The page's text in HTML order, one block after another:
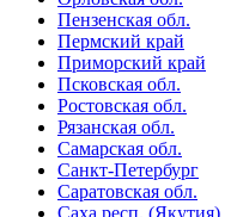
Пензенская обл.
Пермский край
Приморский край
Псковская обл.
Ростовская обл.
Рязанская обл.
Самарская обл.
Санкт-Петербург
Саратовская обл.
Саха респ. (Якутия)